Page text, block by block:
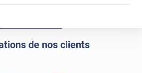
de nos clients
taille des carreaux et réappliquer un joint